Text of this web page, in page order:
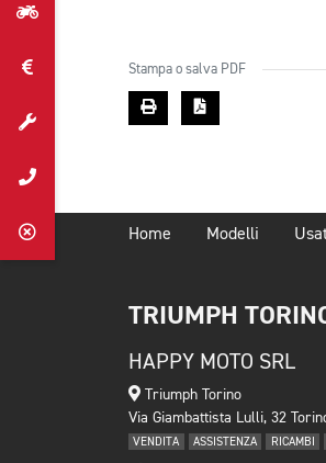
Stampa o salva PDF
Home Modelli
TRIUMPH
HAPPY MOTO SRL
Triumph Torino
Via Giambattista Lulli, 32
VENDITA ASSISTENZA RICAMBI